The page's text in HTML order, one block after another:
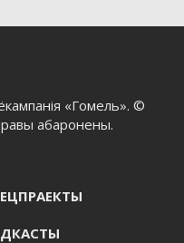
«Гомель». ©
абаронены.